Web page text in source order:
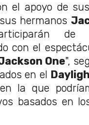
el apoyo de
hermanos
de
con el
One",
en el
en la que
basados en